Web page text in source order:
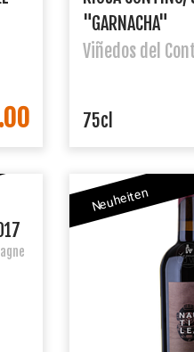
"GARNACHA"
Viñedos del
75cl
Neuheiten